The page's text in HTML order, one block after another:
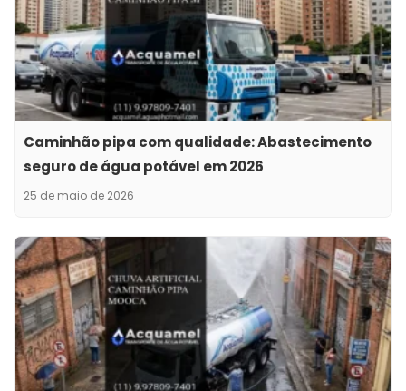
Caminhão pipa com qualidade: Abastecimento
seguro de água potável em 2026
25 de maio de 2026